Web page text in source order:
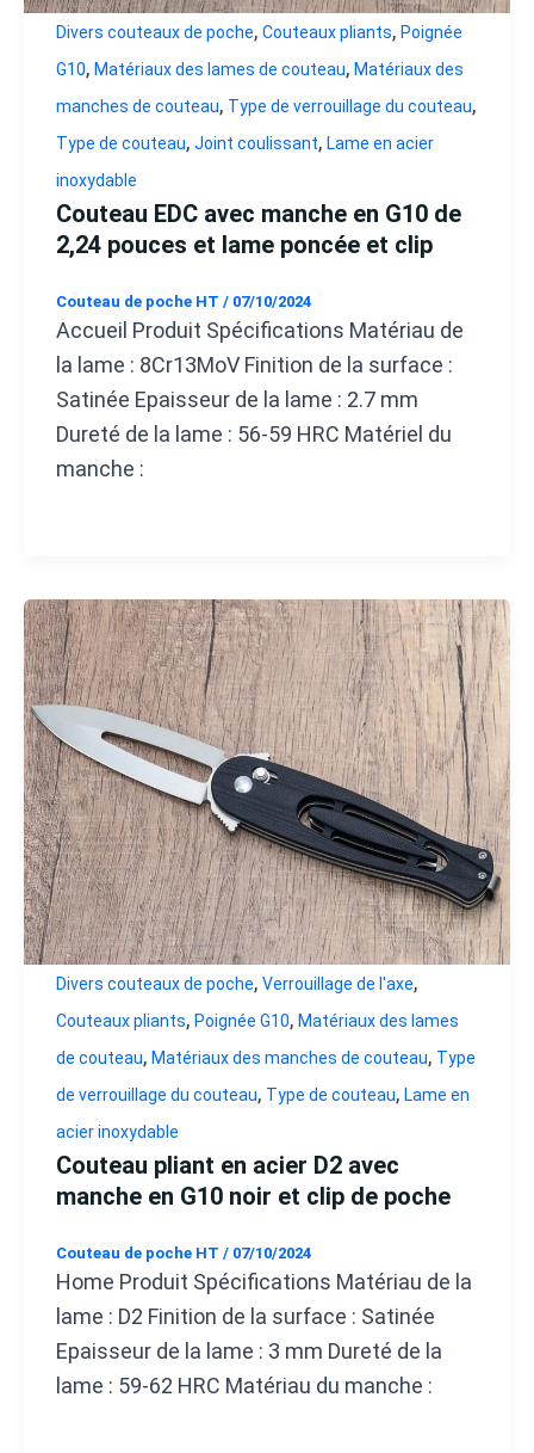
Divers couteaux de poche, Couteaux pliants, Poignée
G10, Matériaux des lames de couteau, Matériaux des
manches de couteau, Type de verrouillage du couteau,
Type de couteau, Joint coulissant, Lame en acier
inoxydable
Couteau EDC avec manche en G10 de
2,24 pouces et lame poncée et clip
Couteau de poche HT / 07/10/2024
Accueil Produit Spécifications Matériau de
la lame : 8Cr13MoV Finition de la surface :
Satinée Epaisseur de la lame : 2.7 mm
Dureté de la lame : 56-59 HRC Matériel du
manche :
Divers couteaux de poche, Verrouillage de l'axe,
Couteaux pliants, Poignée G10, Matériaux des lames
de couteau, Matériaux des manches de couteau, Type
de verrouillage du couteau, Type de couteau, Lame en
acier inoxydable
Couteau pliant en acier D2 avec
manche en G10 noir et clip de poche
Couteau de poche HT / 07/10/2024
Home Produit Spécifications Matériau de la
lame : D2 Finition de la surface : Satinée
Epaisseur de la lame : 3 mm Dureté de la
lame : 59-62 HRC Matériau du manche :